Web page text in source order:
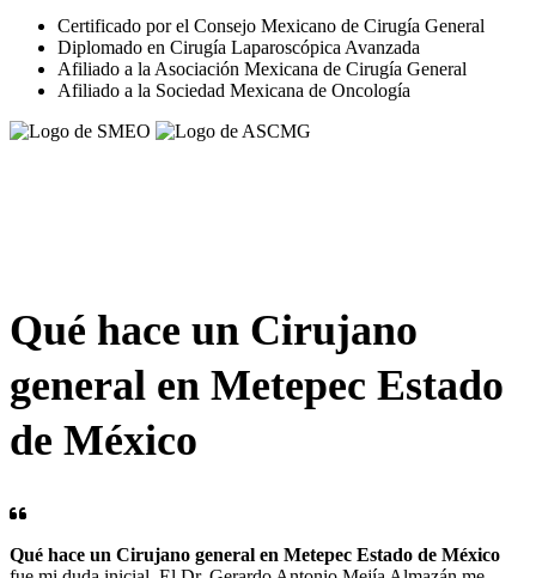
Certificado por el Consejo Mexicano de Cirugía General
Diplomado en Cirugía Laparoscópica Avanzada
Afiliado a la Asociación Mexicana de Cirugía General
Afiliado a la Sociedad Mexicana de Oncología
Qué hace un Cirujano
general en Metepec Estado
de México
Qué hace un Cirujano general en Metepec Estado de México